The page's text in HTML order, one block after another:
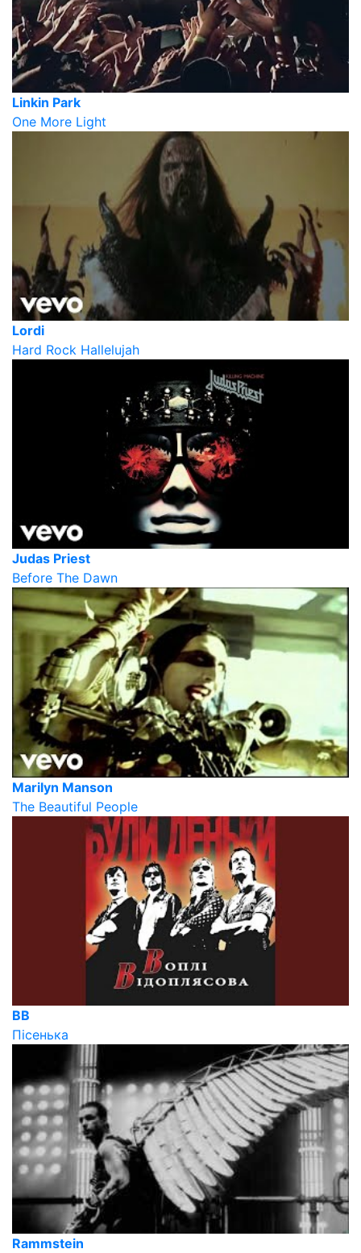
Linkin Park
One More Light
Lordi
Hard Rock Hallelujah
Judas Priest
Before The Dawn
Marilyn Manson
The Beautiful People
ВВ
Пісенька
Rammstein